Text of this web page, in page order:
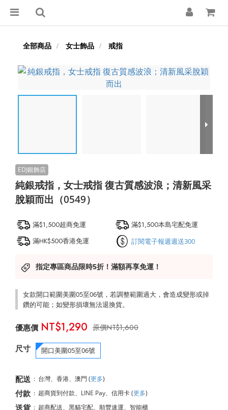
全部商品 女士飾品 戒指
純銀戒指，女士戒指 復古質感波浪；清新風采
脫穎而出（0549）
滿$1,500超商免運
滿$1,500本島宅配免運
滿HK$500香港免運
訂閱電子報週週送300
指定專區商品限時5折！滿額再享免運！
女款開口範圍美圍05至06號，若調整範圍過大，會造成變形或掉
鑽的可能；如變形損壞無法退換貨。
NT$1,600
NT$1,290
尺寸 開口美圍05至06號
配送 : 台灣、香港、澳門 (更多)
付款 : 超商貨到付款、LINE Pay、信用卡(更多)
送貨 : 超商配送、黑貓宅配、順豐速運、智能櫃